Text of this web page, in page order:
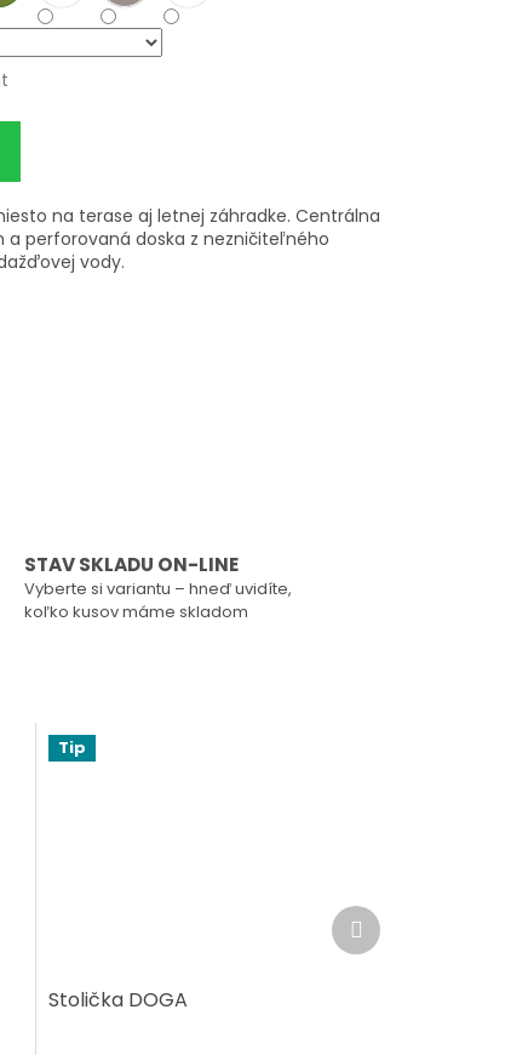
na terase aj letnej záhradke. Centrálna
perforovaná doska z nezničiteľného
vody.
STAV SKLADU ON-LINE
Vyberte si variantu – hneď uvidíte,
koľko kusov máme skladom
Tip
Stolička DOGA
Ďalší
produkt